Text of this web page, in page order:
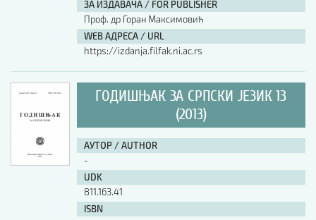
ЗА ИЗДАВАЧА / FOR PUBLISHER
Проф. др Горан Максимовић
WEB АДРЕСА / URL
https://izdanja.filfak.ni.ac.rs
ГОДИШЊАК ЗА СРПСКИ ЈЕЗИК 13
(2013)
АУТОР / AUTHOR
-
UDK
811.163.41
ISBN